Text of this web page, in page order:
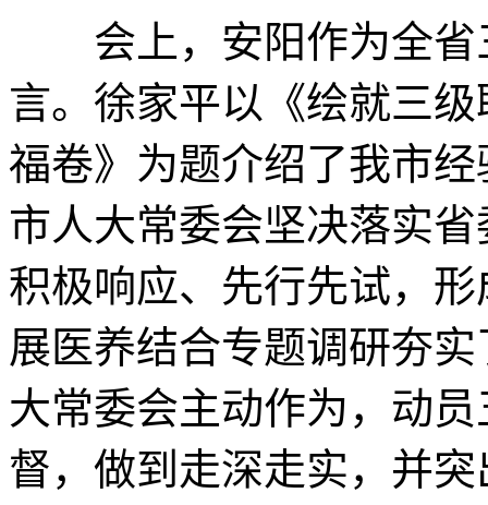
会上，安阳作为全省
言。徐家平以《绘就三
福卷》为题介绍了我市
市人大常委会坚决落实
积极响应、先行先试，
展医养结合专题调研夯
大常委会主动作为，动
督，做到走深走实，并